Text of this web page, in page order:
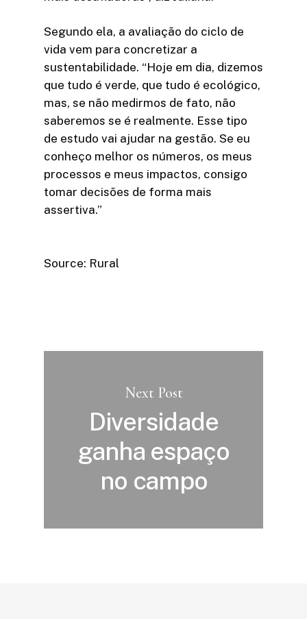
Segundo ela, a avaliação do ciclo de
vida vem para concretizar a
sustentabilidade. “Hoje em dia, dizemos
que tudo é verde, que tudo é ecológico,
mas, se não medirmos de fato, não
saberemos se é realmente. Esse tipo
de estudo vai ajudar na gestão. Se eu
conheço melhor os números, os meus
processos e meus impactos, consigo
tomar decisões de forma mais
assertiva.”
Source: Rural
Next Post
Diversidade
ganha espaço
no campo